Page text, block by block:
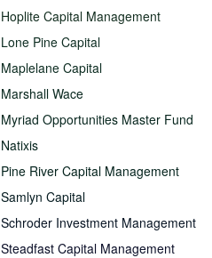
Hoplite Capital Management
Lone Pine Capital
Maplelane Capital
Marshall Wace
Myriad Opportunities Master Fund
Natixis
Pine River Capital Management
Samlyn Capital
Schroder Investment Management
Steadfast Capital Management